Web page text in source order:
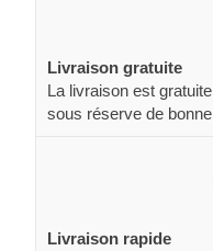
Livraison gratuite
La livraison est
sous réserve de
Livraison rapide